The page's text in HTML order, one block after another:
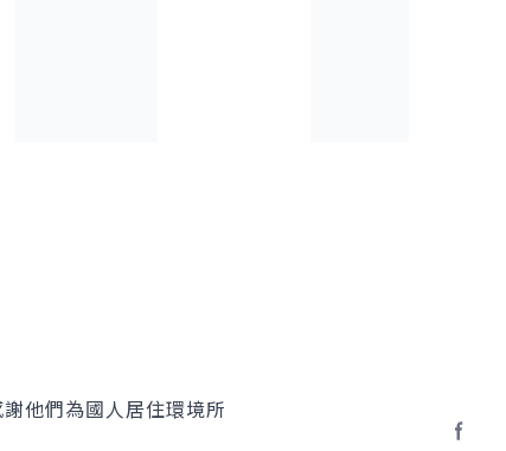
他們為國人居住環境所